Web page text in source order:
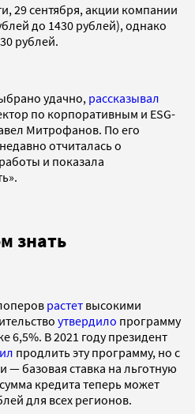
29 сентября, акции компании
до 1430 рублей), однако
рублей.
удачно, рассказывал
по корпоративным и ESG-
Митрофанов. По его
отчиталась о
и показала
знать
растет высокими
утвердило программу
6,5%. В 2021 году президент
продлить эту программу, но с
базовая ставка на льготную
кредита теперь может
для всех регионов.